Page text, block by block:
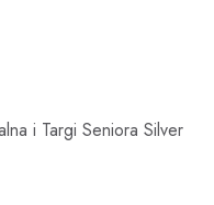
i Targi Seniora Silver